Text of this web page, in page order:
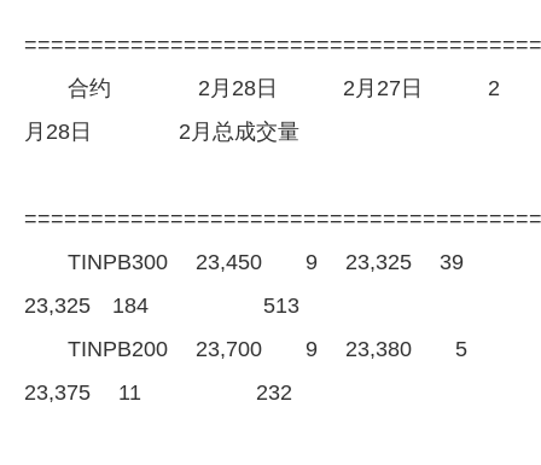
合约 2月28日 2月27日 2
月28日 2月总成交量
TINPB300 23,450 9 23,325 39
23,325 184 513
TINPB200 23,700 9 23,380 5
23,375 11 232